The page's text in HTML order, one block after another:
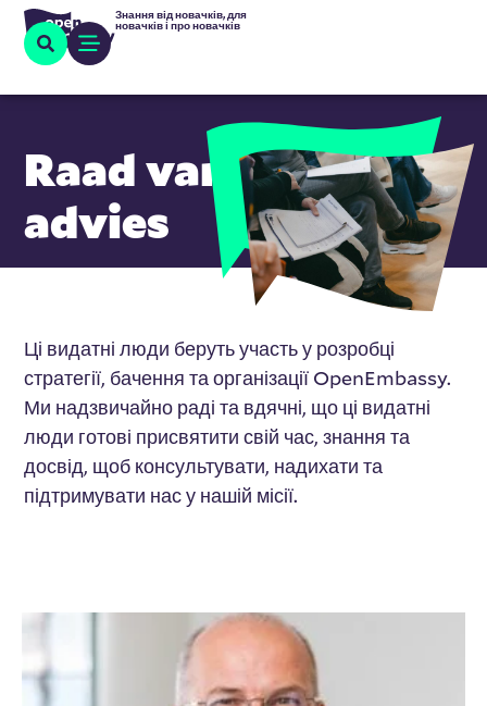
Знання від новачків, для
новачків і про новачків
Raad van
advies
Ці видатні люди беруть участь у розробці
стратегії, бачення та організації OpenEmbassy.
Ми надзвичайно раді та вдячні, що ці видатні
люди готові присвятити свій час, знання та
досвід, щоб консультувати, надихати та
підтримувати нас у нашій місії.